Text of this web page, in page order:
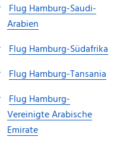
Flug Hamburg-Saudi-
Arabien
Flug Hamburg-Südafrika
Flug Hamburg-Tansania
Flug Hamburg-
Vereinigte Arabische
Emirate